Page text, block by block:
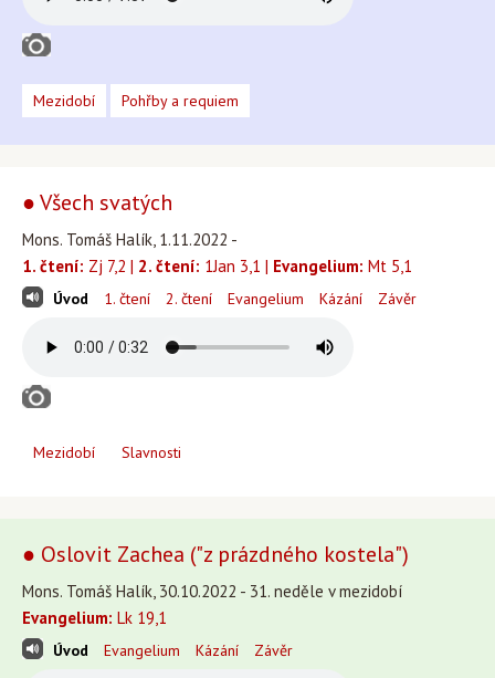
Mezidobí Pohřby a requiem
● Všech svatých
Mons. Tomáš Halík, 1.11.2022 -
1. čtení: Zj 7,2 | 2. čtení: 1Jan 3,1 | Evangelium: Mt 5,1
Úvod 1. čtení 2. čtení Evangelium Kázání Závěr
Mezidobí Slavnosti
● Oslovit Zachea ("z prázdného kostela")
Mons. Tomáš Halík, 30.10.2022 - 31. neděle v mezidobí
Evangelium: Lk 19,1
Úvod Evangelium Kázání Závěr